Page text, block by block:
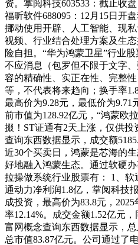
资。掌阅科技603533：截止收
福昕软件688095：12月15日开
挪动使用开辟、人工智能、现
视频、行业结合处理方案及生
险自担。“华为鸿蒙卫星”行业股
不应消息（包罗但不限于文字
容的精确性、实正在性、完整
等，不代表将来趋向；换手率
最高价为9.28元，最低价为9.71
前市值为128.92亿元，“鸿蒙欧
掇！ST证通有2天上涨，仅供
查询东西数据显示，成交额
近30个买卖日，鸿蒙是芯海的
好地融入鸿蒙生态。通过软硬
拉操做系统行业股票有： 1、软
通动力净利润1.8亿，掌阅科技
成投资，最高价为83.8元，
率12.14%。成交金额1.52亿元
富网概念查询东西数据显示，
总市值83.87亿元。公司通过了